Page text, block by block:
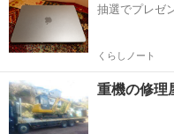
抽選でプレゼ
くらしノート
重機の修理